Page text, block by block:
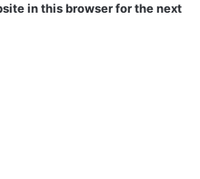
in this browser for the next